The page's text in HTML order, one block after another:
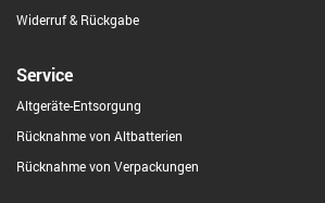
Widerruf & Rückgabe
Service
Altgeräte-Entsorgung
Rücknahme von Altbatterien
Rücknahme von Verpackungen